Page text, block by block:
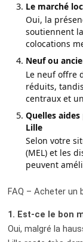
Le marché
Oui, la
soutiennent
colocations
Neuf ou
Le neuf offre
réduits,
centraux et
Quelles
Lille
Selon votre
(MEL) et les
peuvent
FAQ – Acheter un
1. Est-ce le bon
Oui, malgré la